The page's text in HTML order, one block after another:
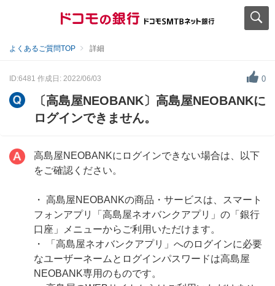
よくあるご質問TOP 詳細
ID:6481 作成日: 2022/06/03 0
〔高島屋NEOBANK〕高島屋NEOBANKに
ログインできません。
高島屋NEOBANKにログインできない場合は、以下
をご確認ください。
・ 高島屋NEOBANKの商品・サービスは、スマート
フォンアプリ「高島屋ネオバンクアプリ」の「銀行
口座」メニューからご利用いただけます。
・ 「高島屋ネオバンクアプリ」へのログインに必要
なユーザーネームとログインパスワードは高島屋
NEOBANK専用のものです。